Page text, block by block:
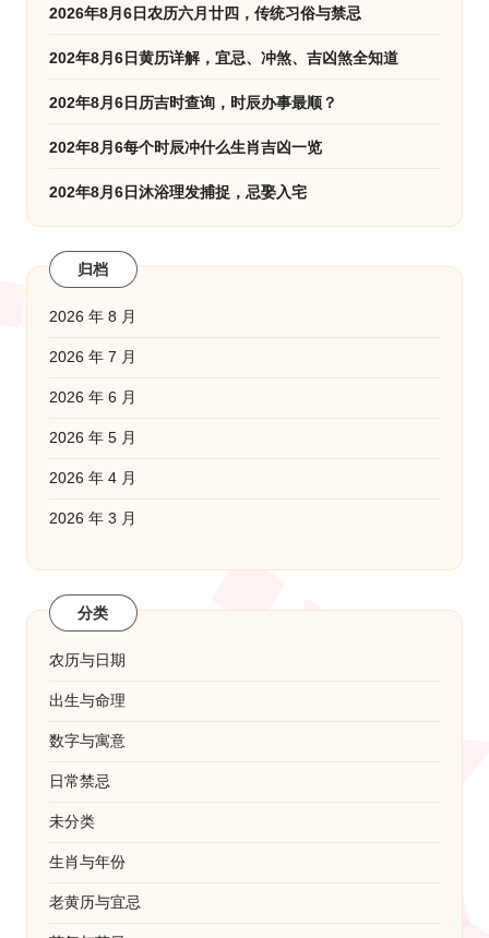
2026年8月6日农历六月廿四，传统习俗与禁忌
202年8月6日黄历详解，宜忌、冲煞、吉凶煞全知道
202年8月6日历吉时查询，时辰办事最顺？
202年8月6每个时辰冲什么生肖吉凶一览
202年8月6日沐浴理发捕捉，忌娶入宅
归档
2026 年 8 月
2026 年 7 月
2026 年 6 月
2026 年 5 月
2026 年 4 月
2026 年 3 月
分类
农历与日期
出生与命理
数字与寓意
日常禁忌
未分类
生肖与年份
老黄历与宜忌